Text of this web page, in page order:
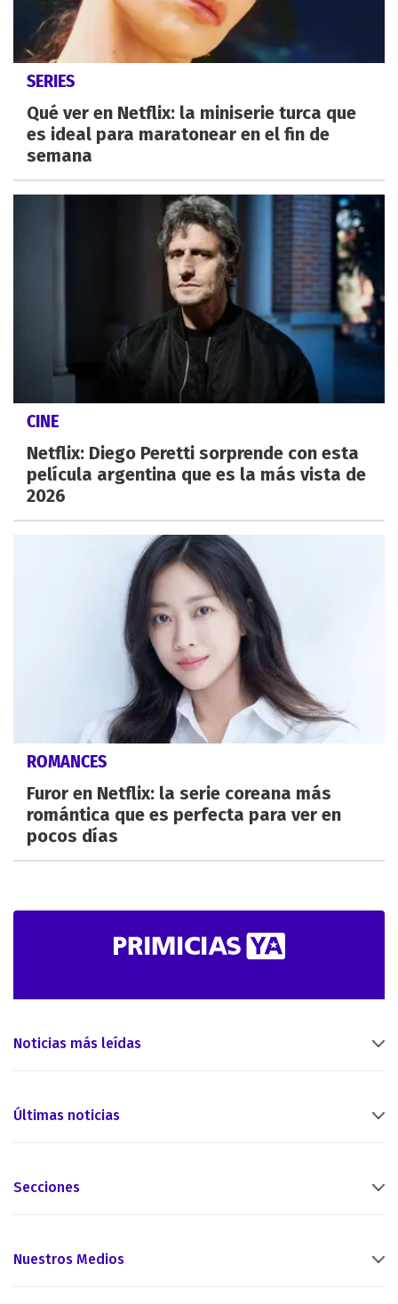
SERIES
Qué ver en Netflix: la miniserie turca que
es ideal para maratonear en el fin de
semana
CINE
Netflix: Diego Peretti sorprende con esta
película argentina que es la más vista de
2026
ROMANCES
Furor en Netflix: la serie coreana más
romántica que es perfecta para ver en
pocos días
Noticias más leídas
Últimas noticias
Secciones
Nuestros Medios